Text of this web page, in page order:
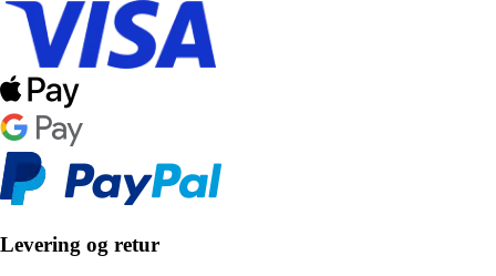
Levering og retur